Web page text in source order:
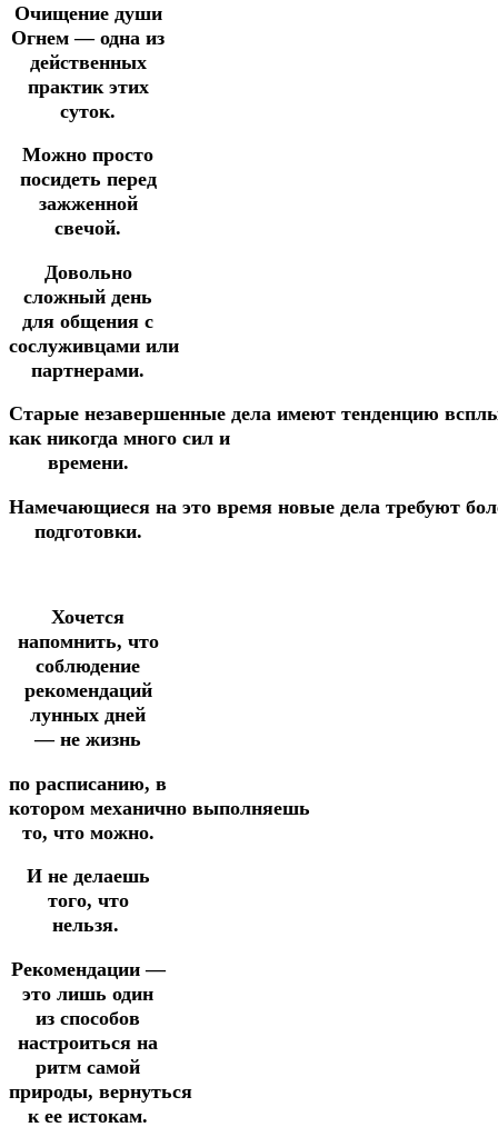
Очищение души
Огнем — одна из
действенных
практик этих
суток.
Можно просто
посидеть перед
зажженной
свечой.
Довольно
сложный день
для общения с
сослуживцами или
партнерами.
Старые незавершенные дела имеют тенденцию
как никогда много сил и
времени.
Намечающиеся на это время новые дела требуют
подготовки.
Хочется
напомнить, что
соблюдение
рекомендаций
лунных дней
— не жизнь
по расписанию, в
котором механично выполняешь
то, что можно.
И не делаешь
того, что
нельзя.
Рекомендации —
это лишь один
из способов
настроиться на
ритм самой
природы, вернуться
к ее истокам.